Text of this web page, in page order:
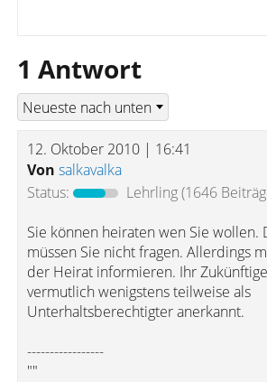
1 Antwort
12. Oktober 2010 | 16:41
Von salkavalka
Status:
Lehrling(1646
Sie können heiraten wen Sie wollen.
müssen Sie nicht fragen. Allerdings
der Heirat informieren. Ihr
vermutlich wenigstens teilweise als
Unterhaltsberechtigter anerkannt.
-----------------
""